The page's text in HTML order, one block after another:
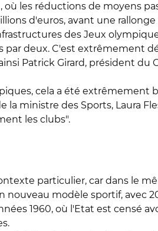
où les réductions de moyens
d'euros, avant une
des Jeux
par deux. C'est extrêmement
Patrick Girard, président
cela a été extrêmement
la ministre des Sports, Laura
les clubs".
particulier, car dans le
nouveau modèle sportif, avec
1960, où l'Etat est censé